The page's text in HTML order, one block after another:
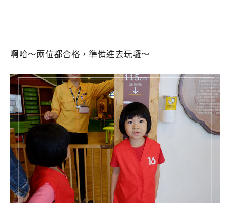
啊哈～兩位都合格，準備進去玩囉～